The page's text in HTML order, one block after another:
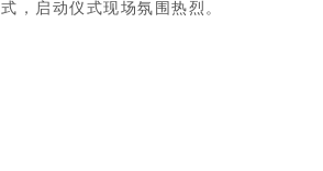
式，启动仪式现场氛围热烈。